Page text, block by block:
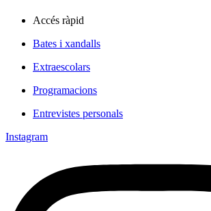
Accés ràpid
Bates i xandalls
Extraescolars
Programacions
Entrevistes personals
Instagram